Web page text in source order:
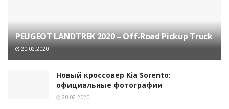
PEUGEOT LANDTREK 2020 – Off-Road Pickup Truck
20.02.2020
Новый кроссовер Kia Sorento:
официальные фотографии
20.02.2020